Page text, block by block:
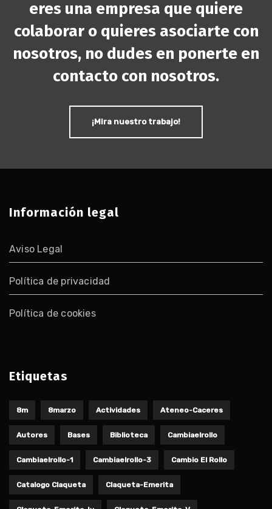
eres una empresa que quiere
colaborar o quieres asociarte con
nosotros, no dudes en ponerte en
contacto con nosotros.
¡Mira nuestro trabajo!
Información legal
Aviso Legal
Política de privacidad
Política de cookies
Etiquetas
8m 8marzo Actividades Ateneo-Caceres
Autores Bases Biblioteca Cambiaelrollo
Cambiaelrollo-1 Cambiaelrollo-3 Cambio El Rollo
Catalogo Claqueta Claqueta-Emerita